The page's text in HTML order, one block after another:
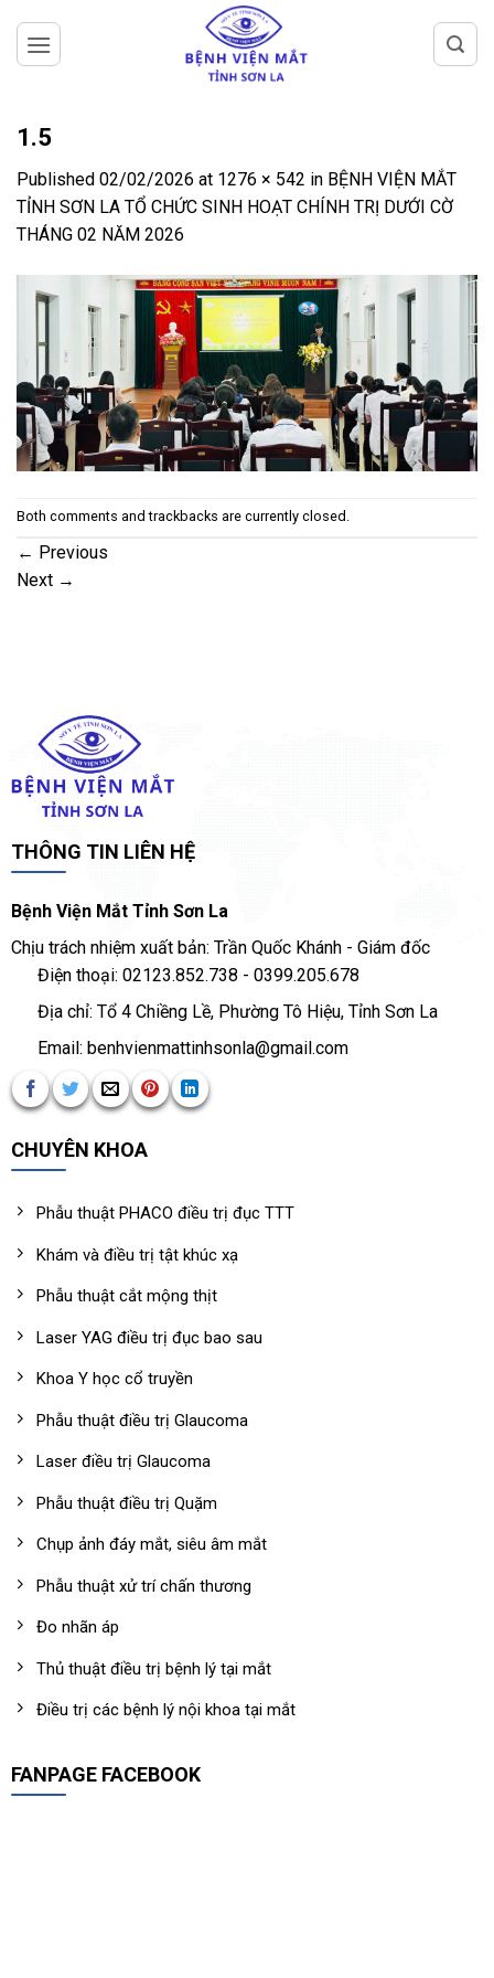
content
1.5
Published 02/02/2026 at 1276 × 542 in BỆNH VIỆN MẮT
TỈNH SƠN LA TỔ CHỨC SINH HOẠT CHÍNH TRỊ DƯỚI CỜ
THÁNG 02 NĂM 2026
Both comments and trackbacks are currently closed.
← Previous
Next →
THÔNG TIN LIÊN HỆ
Bệnh Viện Mắt Tỉnh Sơn La
Chịu trách nhiệm xuất bản: Trần Quốc Khánh - Giám đốc
Điện thoại: 02123.852.738 - 0399.205.678
Địa chỉ: Tổ 4 Chiềng Lề, Phường Tô Hiệu, Tỉnh Sơn La
Email: benhvienmattinhsonla@gmail.com
CHUYÊN KHOA
Phẫu thuật PHACO điều trị đục TTT
Khám và điều trị tật khúc xạ
Phẫu thuật cắt mộng thịt
Laser YAG điều trị đục bao sau
Khoa Y học cổ truyền
Phẫu thuật điều trị Glaucoma
Laser điều trị Glaucoma
Phẫu thuật điều trị Quặm
Chụp ảnh đáy mắt, siêu âm mắt
Phẫu thuật xử trí chấn thương
Đo nhãn áp
Thủ thuật điều trị bệnh lý tại mắt
Điều trị các bệnh lý nội khoa tại mắt
FANPAGE FACEBOOK